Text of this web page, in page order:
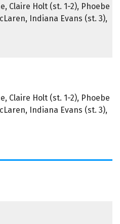
Claire Holt (st. 1-2), Phoebe
Indiana Evans (st. 3),
Claire Holt (st. 1-2), Phoebe
Indiana Evans (st. 3),